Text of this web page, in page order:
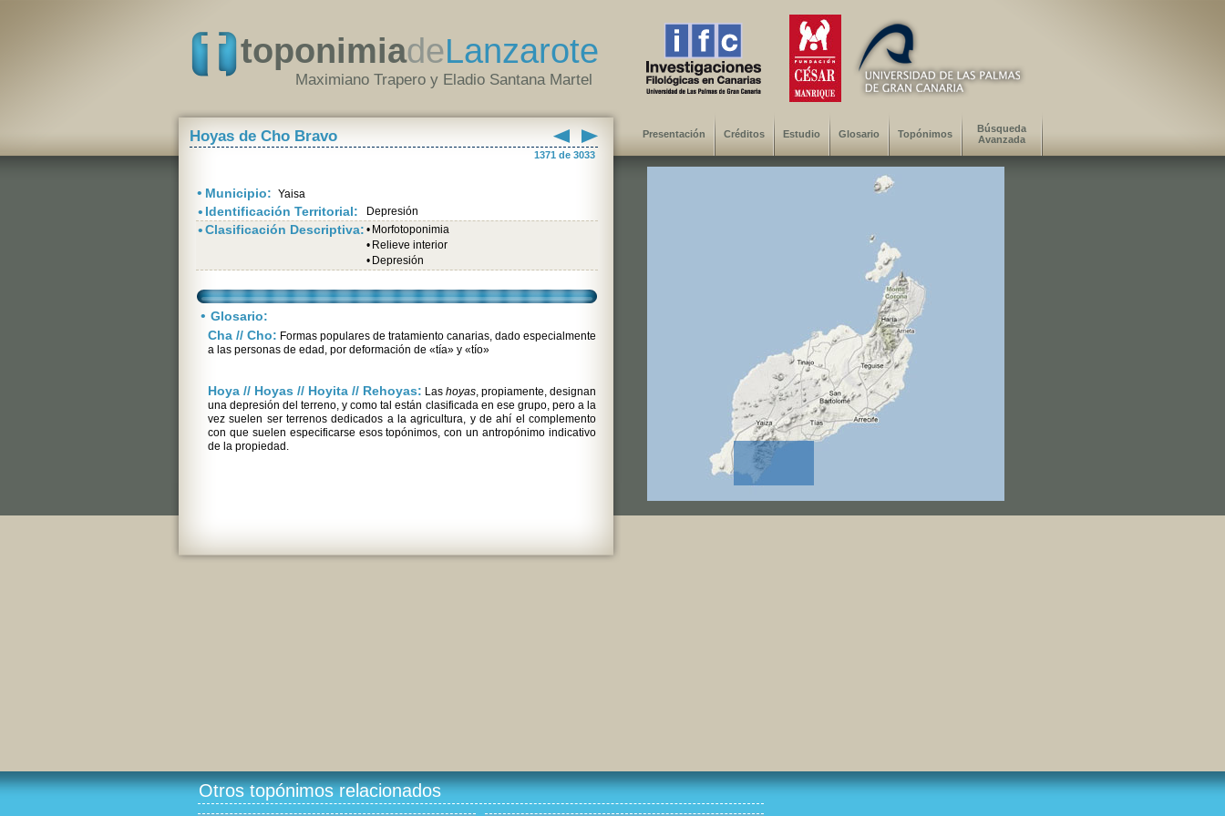
toponimiadeLanzarote
Maximiano Trapero y Eladio Santana Martel
Hoyas de Cho Bravo
1371 de 3033
• Municipio: Yaisa
• Identificación Territorial: Depresión
•Clasificación Descriptiva: • Morfotoponimia
• Relieve interior
• Depresión
• Glosario:
Cha // Cho: Formas populares de tratamiento canarias, dado especialmente
a las personas de edad, por deformación de «tía» y «tío»
Hoya // Hoyas // Hoyita // Rehoyas: Las hoyas, propiamente, designan
una depresión del terreno, y como tal están clasificada en ese grupo, pero a la
vez suelen ser terrenos dedicados a la agricultura, y de ahí el complemento
con que suelen especificarse esos topónimos, con un antropónimo indicativo
de la propiedad.
Presentación Créditos Estudio Glosario Topónimos
Búsqueda
Avanzada
Otros topónimos relacionados